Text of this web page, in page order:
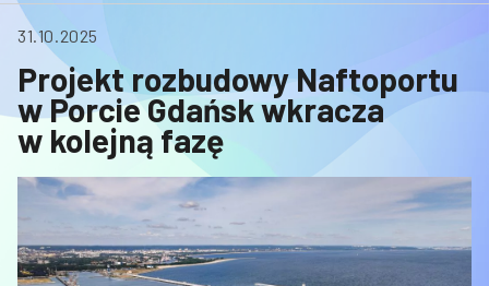
31.10.2025
Projekt rozbudowy Naftoportu
w Porcie Gdańsk wkracza
w kolejną fazę